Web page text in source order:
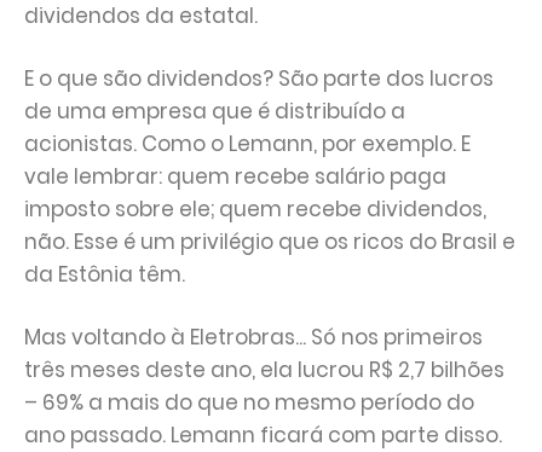
dividendos da estatal.
E o que são dividendos? São parte dos lucros
de uma empresa que é distribuído a
acionistas. Como o Lemann, por exemplo. E
vale lembrar: quem recebe salário paga
imposto sobre ele; quem recebe dividendos,
não. Esse é um privilégio que os ricos do Brasil e
da Estônia têm.
Mas voltando à Eletrobras... Só nos primeiros
três meses deste ano, ela lucrou R$ 2,7 bilhões
– 69% a mais do que no mesmo período do
ano passado. Lemann ficará com parte disso.